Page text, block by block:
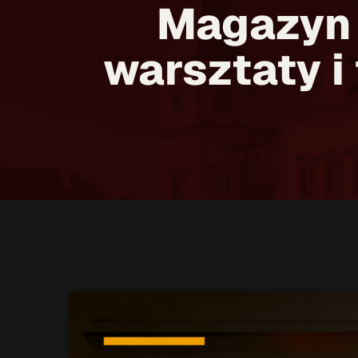
warsztaty i